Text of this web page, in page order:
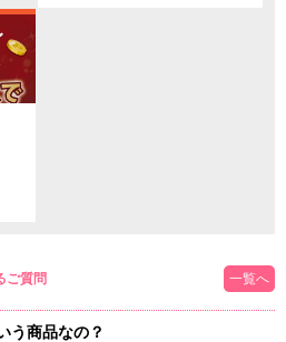
ご質問 一覧へ
う商品なの？